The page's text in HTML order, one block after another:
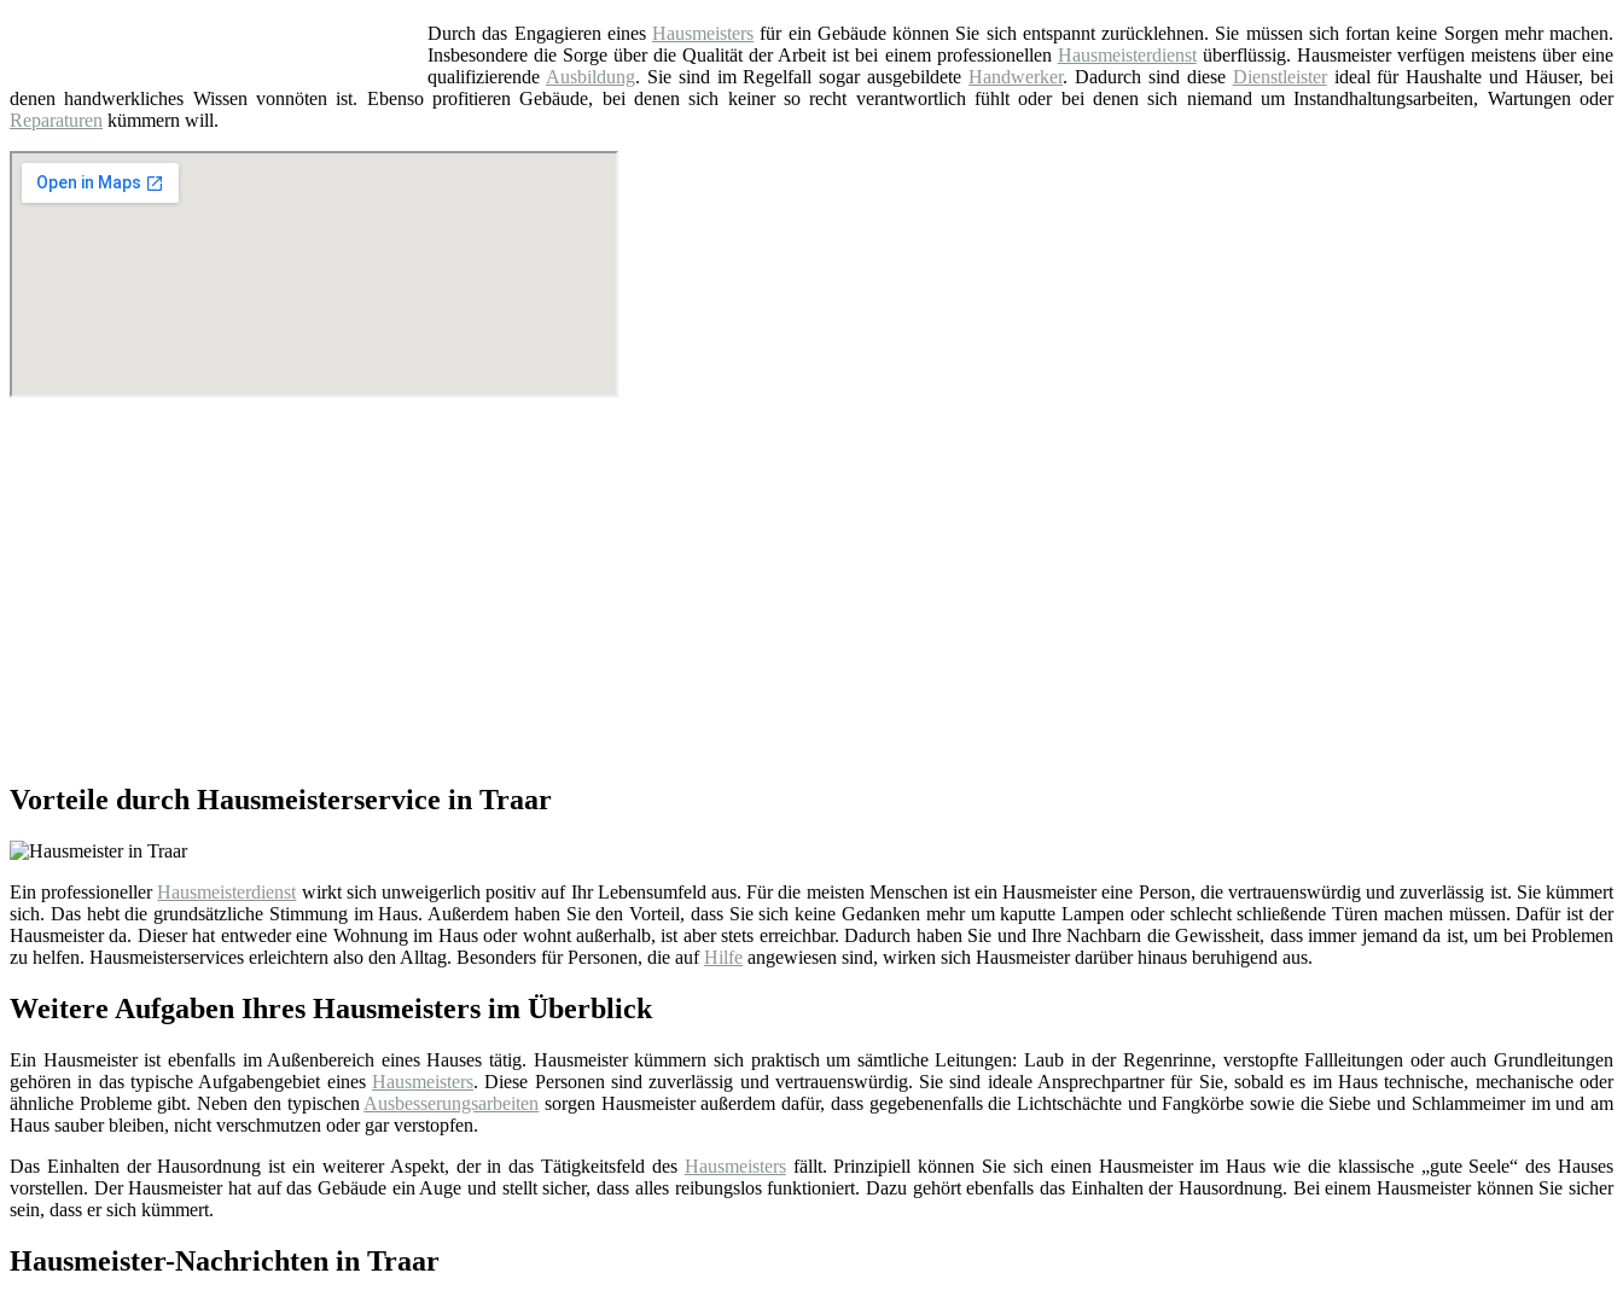
Durch das Engagieren eines Hausmeisters für ein Gebäude können Sie sich entspannt zurücklehnen. Sie müssen sich fortan keine Sorgen mehr machen.
Insbesondere die Sorge über die Qualität der Arbeit ist bei einem professionellen Hausmeisterdienstüberflüssig. Hausmeister verfügen meistens über eine
qualifizierende Ausbildung. Sie sind im Regelfall sogar ausgebildeteHandwerker. Dadurch sind diese Dienstleisterideal für Haushalte und Häuser, bei
denen handwerkliches Wissen vonnöten ist. Ebenso profitieren Gebäude, bei denen sich keiner so recht verantwortlich fühlt oder bei denen sich niemand um Instandhaltungsarbeiten, Wartungen oder
Reparaturen kümmern will.
Vorteile durch Hausmeisterservice in Traar
Ein professionellerHausmeisterdienst wirkt sich unweigerlich positiv auf Ihr Lebensumfeld aus. Für die meisten Menschen ist ein Hausmeister eine Person, die vertrauenswürdig und zuverlässig ist. Sie kümmert
sich. Das hebt die grundsätzliche Stimmung im Haus. Außerdem haben Sie den Vorteil, dass Sie sich keine Gedanken mehr um kaputte Lampen oder schlecht schließende Türen machen müssen. Dafür ist der
Hausmeister da. Dieser hat entweder eine Wohnung im Haus oder wohnt außerhalb, ist aber stets erreichbar. Dadurch haben Sie und Ihre Nachbarn die Gewissheit, dass immer jemand da ist, um bei Problemen
zu helfen. Hausmeisterservices erleichtern also den Alltag. Besonders für Personen, die aufHilfe angewiesen sind, wirken sich Hausmeister darüber hinaus beruhigend aus.
Weitere Aufgaben Ihres Hausmeisters im Überblick
Ein Hausmeister ist ebenfalls im Außenbereich eines Hauses tätig. Hausmeister kümmern sich praktisch um sämtliche Leitungen: Laub in der Regenrinne, verstopfte Fallleitungen oder auch Grundleitungen
gehören in das typische Aufgabengebiet eines Hausmeisters. Diese Personen sind zuverlässig und vertrauenswürdig. Sie sind ideale Ansprechpartner für Sie, sobald es im Haus technische, mechanische oder
ähnliche Probleme gibt. Neben den typischen Ausbesserungsarbeiten sorgen Hausmeister außerdem dafür, dass gegebenenfalls die Lichtschächte und Fangkörbe sowie die Siebe und Schlammeimer im und am
Haus sauber bleiben, nicht verschmutzen oder gar verstopfen.
Das Einhalten der Hausordnung ist ein weiterer Aspekt, der in das Tätigkeitsfeld des Hausmeistersfällt. Prinzipiell können Sie sich einen Hausmeister im Haus wie die klassische „gute Seele“ des Hauses
vorstellen. Der Hausmeister hat auf das Gebäude ein Auge und stellt sicher, dass alles reibungslos funktioniert. Dazu gehört ebenfalls das Einhalten der Hausordnung. Bei einem Hausmeister können Sie sicher
sein, dass er sich kümmert.
Hausmeister-Nachrichten in Traar